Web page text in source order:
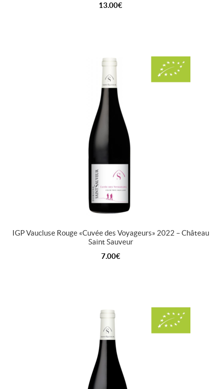
13.00€
IGP Vaucluse Rouge « Cuvée des Voyageurs » 2022 – Château
Saint Sauveur
7.00€